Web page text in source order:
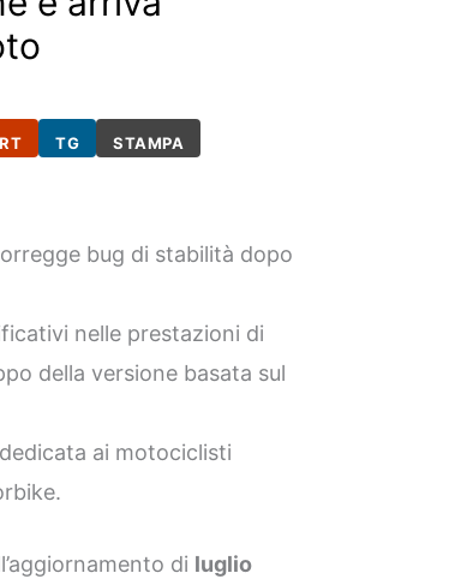
RT TG STAMPA
bug di stabilità dopo
nelle prestazioni di
della versione basata sul
ai motociclisti
di luglio